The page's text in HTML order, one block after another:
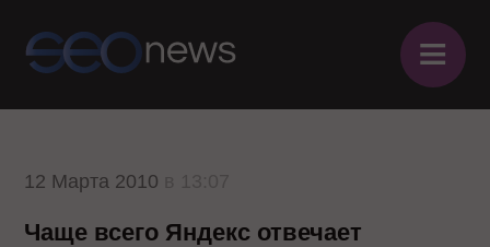
≡
12 Марта 2010
Чаще всего Яндекс отвечает